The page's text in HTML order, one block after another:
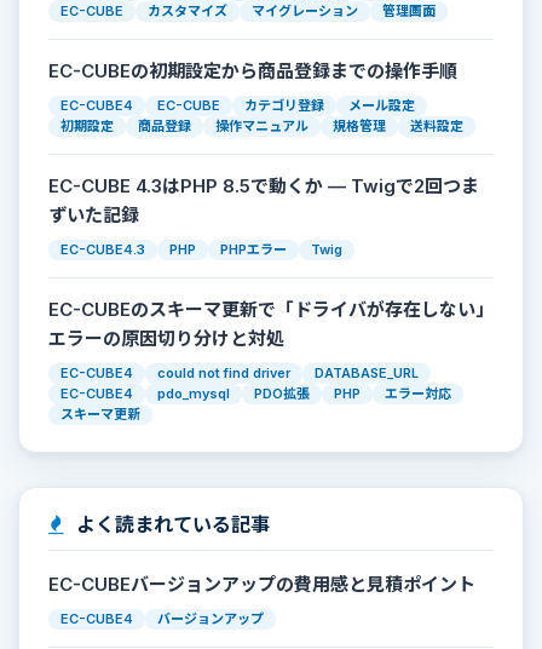
EC-CUBE
カスタマイズ マイグレーション 管理画面
EC-CUBEの初期設定から商品登録までの操作手順
EC-CUBE4 EC-CUBE カテゴリ登録
メール設定
初期設定
商品登録 操作マニュアル 規格管理 送料設定
EC-CUBE 4.3はPHP 8.5で動くか — Twigで2回つま
ずいた記録
EC-CUBE4.3 PHP PHPエラー Twig
EC-CUBEのスキーマ更新で「ドライバが存在しない」
エラーの原因切り分けと対処
EC-CUBE4 could not find driver
DATABASE_URL
EC-CUBE4
pdo_mysql PDO拡張 PHP
エラー対応
スキーマ更新
よく読まれている記事
EC-CUBEバージョンアップの費用感と見積ポイント
EC-CUBE4 バージョンアップ